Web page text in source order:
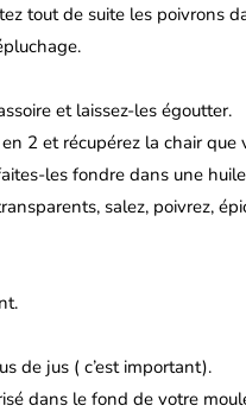
tout de suite les poivrons
et laissez-les égoutter.
2 et récupérez la chair
les fondre dans une huile
salez, poivrez,
de jus ( c’est important).
dans le fond de votre